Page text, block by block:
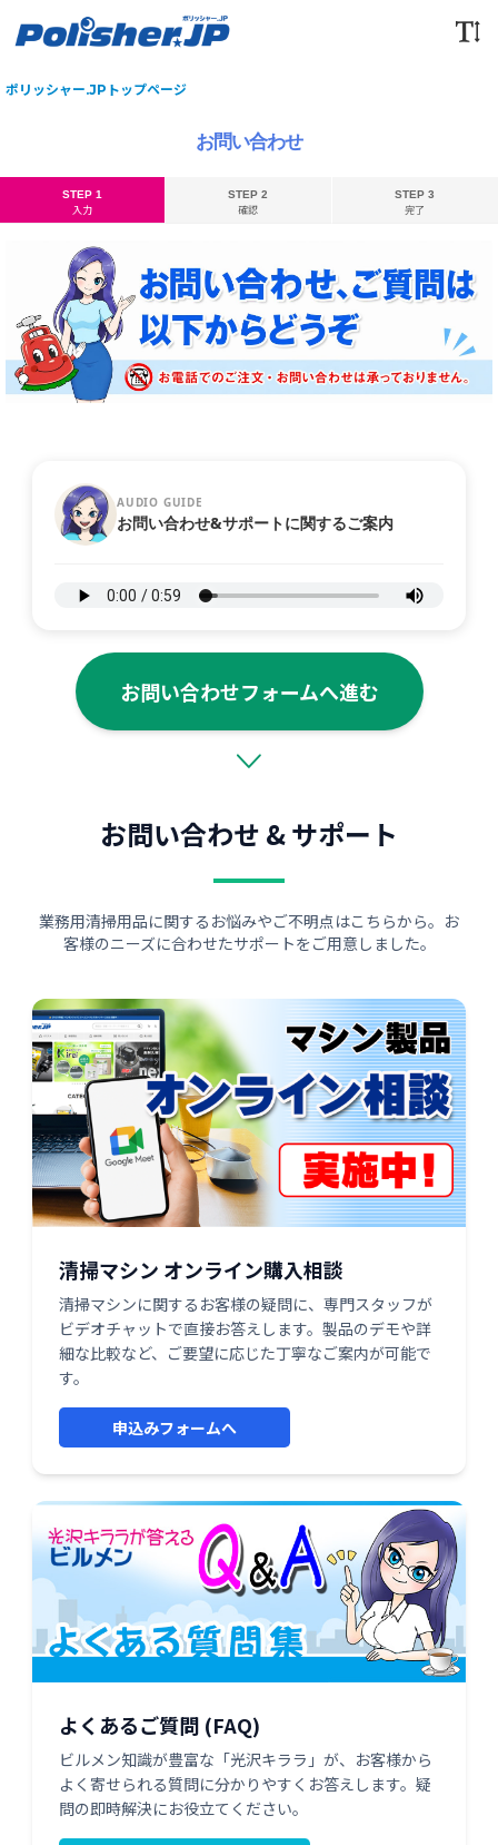
ポリッシャー.JPトップページ
お問い合わせ
STEP 1
入力
STEP 2
確認
STEP 3
完了
AUDIO GUIDE
お問い合わせ&サポートに関するご案内
お問い合わせフォームへ進む
お問い合わせ & サポート
業務用清掃用品に関するお悩みやご不明点はこちらから。お
客様のニーズに合わせたサポートをご用意しました。
清掃マシン オンライン購入相談
清掃マシンに関するお客様の疑問に、専門スタッフが
ビデオチャットで直接お答えします。製品のデモや詳
細な比較など、ご要望に応じた丁寧なご案内が可能で
す。
申込みフォームへ
よくあるご質問 (FAQ)
ビルメン知識が豊富な「光沢キララ」が、お客様から
よく寄せられる質問に分かりやすくお答えします。疑
問の即時解決にお役立てください。